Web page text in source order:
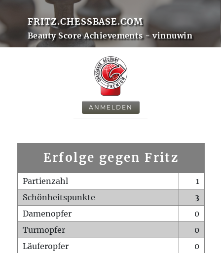
FRITZ.CHESSBASE.COM
Beauty Score Achievements - vinnuwin
ANMELDEN
Erfolge gegen Fritz
Partienzahl
1
Schönheitspunkte
3
Damenopfer
0
Turmopfer
0
Läuferopfer
0